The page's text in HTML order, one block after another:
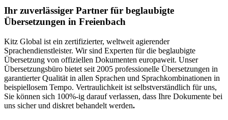
Ihr zuverlässiger Partner für beglaubigte
Übersetzungen in Freienbach
Kitz Global ist ein zertifizierter, weltweit agierender
Sprachendienstleister. Wir sind Experten für die beglaubigte
Übersetzung von offiziellen Dokumenten europaweit. Unser
Übersetzungsbüro bietet seit 2005 professionelle Übersetzungen in
garantierter Qualität in allen Sprachen und Sprachkombinationen in
beispiellosem Tempo. Vertraulichkeit ist selbstverständlich für uns,
Sie können sich 100%-ig darauf verlassen, dass Ihre Dokumente bei
uns sicher und diskret behandelt werden.